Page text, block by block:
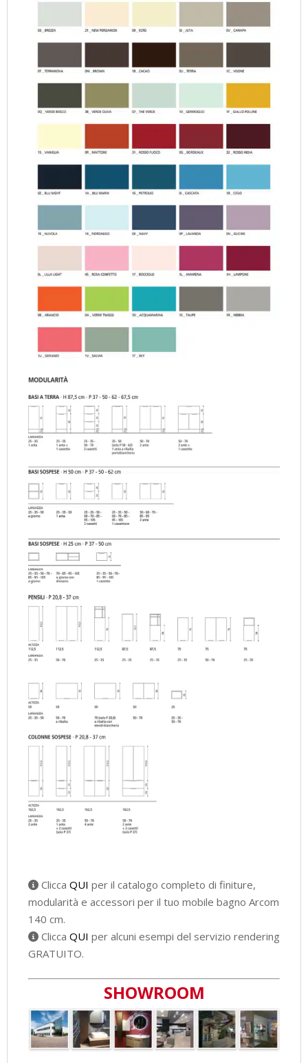
Clicca QUI per il catalogo completo di finiture,
modularità e accessori per il tuo mobile bagno Arcom
140 cm.
Clicca QUI per alcuni esempi del servizio rendering
GRATUITO.
SHOWROOM